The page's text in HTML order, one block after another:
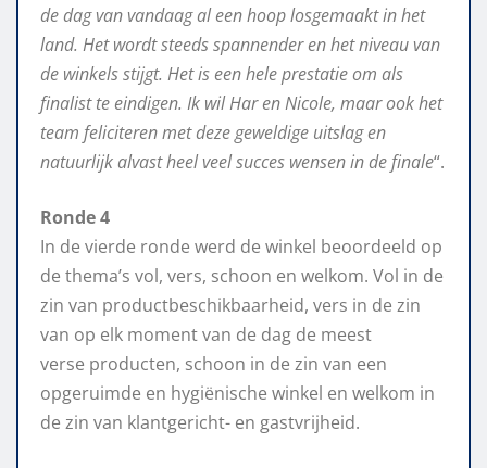
de dag van vandaag al een hoop losgemaakt in het
land. Het wordt steeds spannender en het niveau van
de winkels stijgt. Het is een hele prestatie om als
finalist te eindigen. Ik wil Har en Nicole, maar ook het
team feliciteren met deze geweldige uitslag en
natuurlijk alvast heel veel succes wensen in de finale“.
Ronde 4
In de vierde ronde werd de winkel beoordeeld op
de thema’s vol, vers, schoon en welkom. Vol in de
zin van productbeschikbaarheid, vers in de zin
van op elk moment van de dag de meest
verse producten, schoon in de zin van een
opgeruimde en hygiënische winkel en welkom in
de zin van klantgericht- en gastvrijheid.